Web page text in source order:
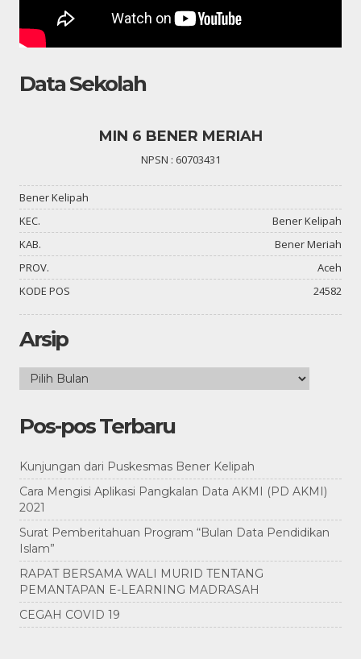
Data Sekolah
MIN 6 BENER MERIAH
NPSN : 60703431
Bener Kelipah
KEC.
Bener Kelipah
KAB.
Bener Meriah
PROV.
Aceh
KODE POS
24582
Arsip
Arsip
Pos-pos Terbaru
Kunjungan dari Puskesmas Bener Kelipah
Cara Mengisi Aplikasi Pangkalan Data AKMI (PD AKMI)
2021
Surat Pemberitahuan Program “Bulan Data Pendidikan
Islam”
RAPAT BERSAMA WALI MURID TENTANG
PEMANTAPAN E-LEARNING MADRASAH
CEGAH COVID 19